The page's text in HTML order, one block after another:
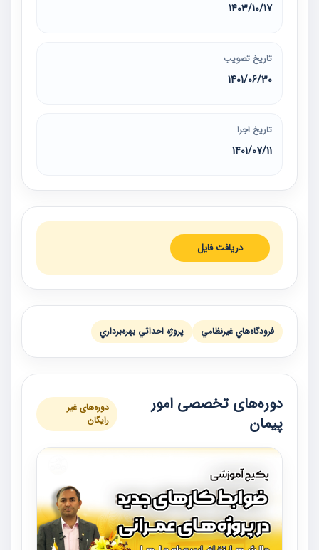
1403/10/17
تاریخ تصویب
1401/06/30
تاریخ اجرا
1401/07/11
دریافت فایل
فرودگاه‌هاي غيرنظامي پروژه احداثي بهره‌برداري
دوره‌های تخصصی امور
پیمان
دوره‌های غیر
رایگان